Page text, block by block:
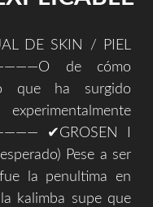
DE SKIN / PIEL
de cómo
que ha surgido
✔GROSEN I
Pese a ser
la penultima en
kalimba supe que